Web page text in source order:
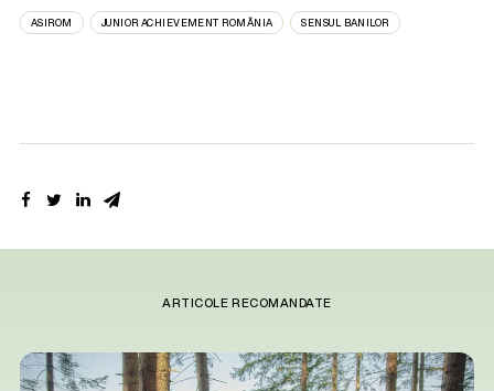
ASIROM JUNIOR ACHIEVEMENT ROMÂNIA SENSUL BANILOR
ARTICOLE RECOMANDATE